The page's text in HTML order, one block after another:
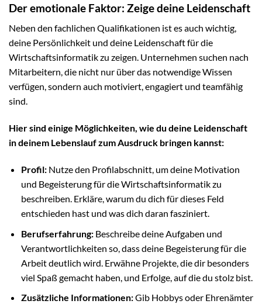
Der emotionale Faktor: Zeige deine Leidenschaft
Neben den fachlichen Qualifikationen ist es auch wichtig,
deine Persönlichkeit und deine Leidenschaft für die
Wirtschaftsinformatik zu zeigen. Unternehmen suchen nach
Mitarbeitern, die nicht nur über das notwendige Wissen
verfügen, sondern auch motiviert, engagiert und teamfähig
sind.
Hier sind einige Möglichkeiten, wie du deine Leidenschaft
in deinem Lebenslauf zum Ausdruck bringen kannst:
Profil:Nutze den Profilabschnitt, um deine Motivation
und Begeisterung für die Wirtschaftsinformatik zu
beschreiben. Erkläre, warum du dich für dieses Feld
entschieden hast und was dich daran fasziniert.
Berufserfahrung:Beschreibe deine Aufgaben und
Verantwortlichkeiten so, dass deine Begeisterung für die
Arbeit deutlich wird. Erwähne Projekte, die dir besonders
viel Spaß gemacht haben, und Erfolge, auf die du stolz bist.
Zusätzliche Informationen:Gib Hobbys oder Ehrenämter